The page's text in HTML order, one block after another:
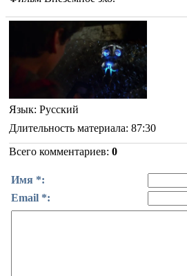
Язык: Русский
Длительность материала: 87:30
Всего комментариев: 0
Имя *:
Email *: